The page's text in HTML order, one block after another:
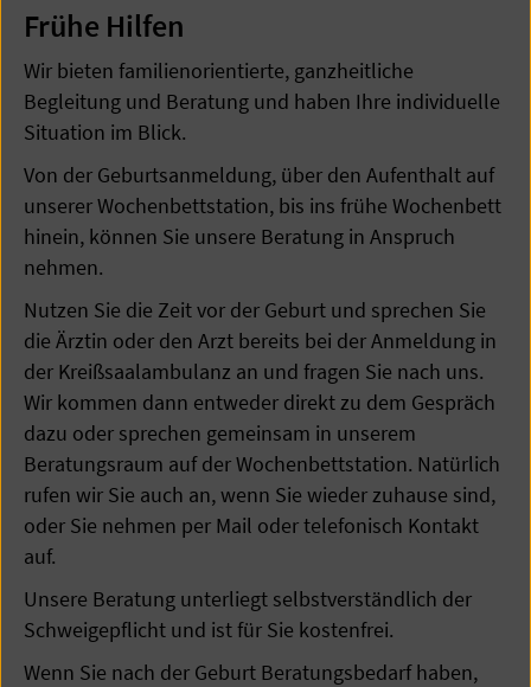
Frühe Hilfen
Wir bieten familienorientierte, ganzheitliche
Begleitung und Beratung und haben Ihre individuelle
Situation im Blick.
Von der Geburtsanmeldung, über den Aufenthalt auf
unserer Wochenbettstation, bis ins frühe Wochenbett
hinein, können Sie unsere Beratung in Anspruch
nehmen.
Nutzen Sie die Zeit vor der Geburt und sprechen Sie
die Ärztin oder den Arzt bereits bei der Anmeldung in
der Kreißsaalambulanz an und fragen Sie nach uns.
Wir kommen dann entweder direkt zu dem Gespräch
dazu oder sprechen gemeinsam in unserem
Beratungsraum auf der Wochenbettstation. Natürlich
rufen wir Sie auch an, wenn Sie wieder zuhause sind,
oder Sie nehmen per Mail oder telefonisch Kontakt
auf.
Unsere Beratung unterliegt selbstverständlich der
Schweigepflicht und ist für Sie kostenfrei.
Wenn Sie nach der Geburt Beratungsbedarf haben,